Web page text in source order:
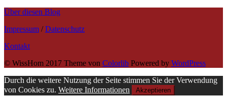
Über diesen Blog
Impressum /Datenschutz
Kontakt
© WissHom 2017 Theme von Colorlib Powered by WordPress
Durch die weitere Nutzung der Seite stimmen Sie der Verwendung
von Cookies zu. Weitere Informationen Akzeptieren